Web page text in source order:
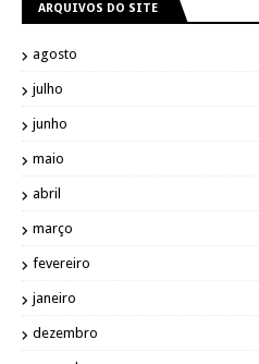
ARQUIVOS DO SITE
agosto
julho
junho
maio
abril
março
fevereiro
janeiro
dezembro